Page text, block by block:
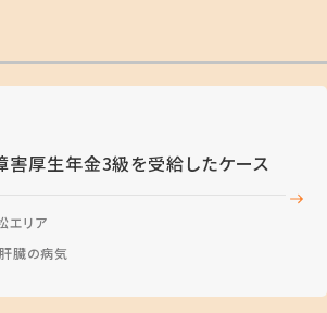
厚生年金3級を受給したケース
エリア
臓の病気